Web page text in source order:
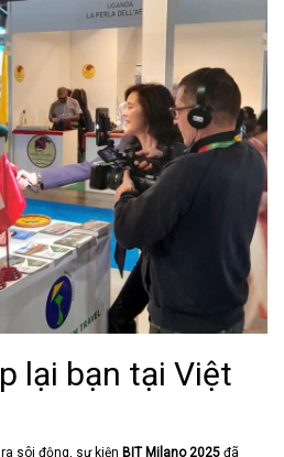
lại bạn tại Việt
sôi động, sự kiện BIT Milano 2025 đã